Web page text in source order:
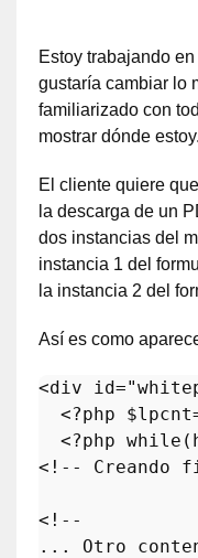
Estoy trabajando
gustaría cambiar lo
familiarizado con
mostrar dónde estoy.
El cliente quiere
la descarga de un
dos instancias del
instancia 1 del
la instancia 2 del
Así es como
<div id=
  <?
php $lpcnt
  <?
php while (
<!-- Creando
<!--
... Otro